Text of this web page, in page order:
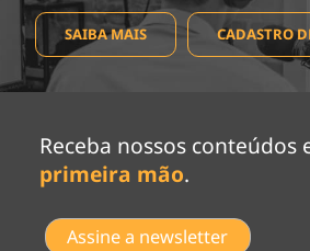
SAIBA MAIS CADASTRO
Receba nossos conteúdos
primeira mão.
Assine a newsletter